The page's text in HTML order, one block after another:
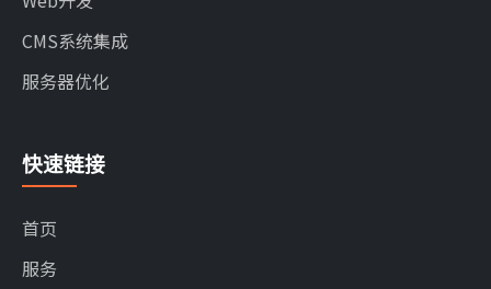
CMS系统集成
服务器优化
快速链接
首页
服务